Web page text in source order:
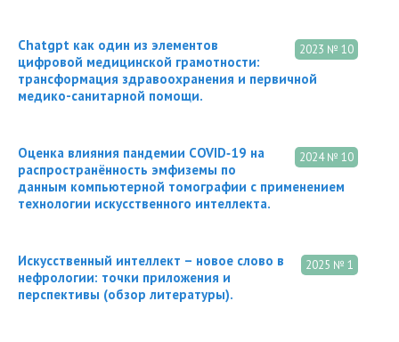
2023 № 10
Chatgpt как один из элементов
цифровой медицинской грамотности:
трансформация здравоохранения и первичной
медико-санитарной помощи.
2024 № 10
Оценка влияния пандемии COVID‑19 на
распространённость эмфиземы по
данным компьютерной томографии с применением
технологии искусственного интеллекта.
2025 № 1
Искусственный интеллект – новое слово в
нефрологии: точки приложения и
перспективы (обзор литературы).